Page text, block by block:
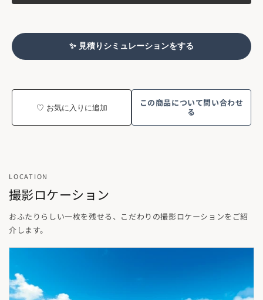
✨ 見積りシミュレーションをする
♡ お気に入りに追加
この商品について問い合わせ
る
LOCATION
撮影ロケーション
おふたりらしい一枚を残せる、こだわりの撮影ロケーションをご紹
介します。